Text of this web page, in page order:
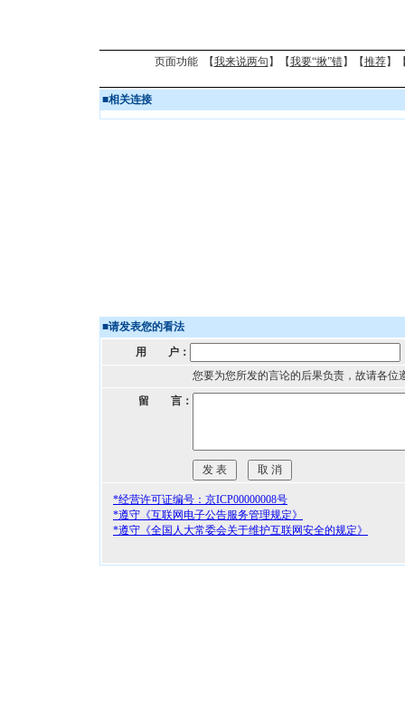
页面功能 【我来说两句 】【我要“揪”错】【推荐】
■相关连接
■请发表您的看法
用 户：
您要为您所发的言论的后果负责，故请各位
留 言：
*经营许可证编号：京ICP00000008号
*遵守《互联网电子公告服务管理规定》
*遵守《全国人大常委会关于维护互联网安全的规定》